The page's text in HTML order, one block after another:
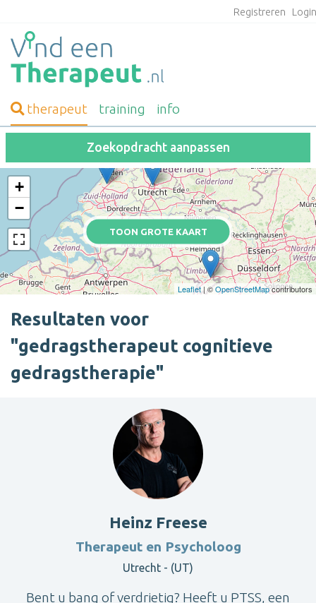
Registreren
therapeut training info
Zoekopdracht aanpassen
TOON GROTE KAART
+
−
Leaflet| ©OpenStreetMapcontributors
Resultaten voor
"gedragstherapeut cognitieve
gedragstherapie"
Heinz Freese
Therapeut en Psycholoog
Utrecht - (UT)
Bent u bang of verdrietig? Heeft u PTSS, een